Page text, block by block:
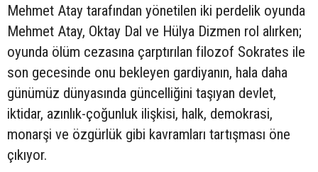
Mehmet Atay tarafından yönetilen iki perdelik oyunda
Mehmet Atay, Oktay Dal ve Hülya Dizmen rol alırken;
oyunda ölüm cezasına çarptırılan filozof Sokrates ile
son gecesinde onu bekleyen gardiyanın, hala daha
günümüz dünyasında güncelliğini taşıyan devlet,
iktidar, azınlık-çoğunluk ilişkisi, halk, demokrasi,
monarşi ve özgürlük gibi kavramları tartışması öne
çıkıyor.